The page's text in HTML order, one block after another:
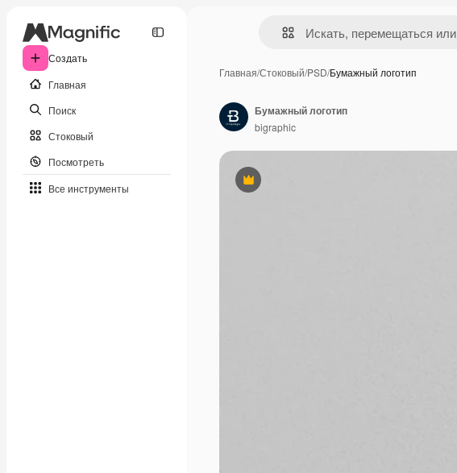
Создать
Главная
Поиск
Стоковый
Посмотреть
Все инструменты
Главная/Стоковый/PSD/Бумажный логотип
Премиум
Бумажный логотип
bigraphic